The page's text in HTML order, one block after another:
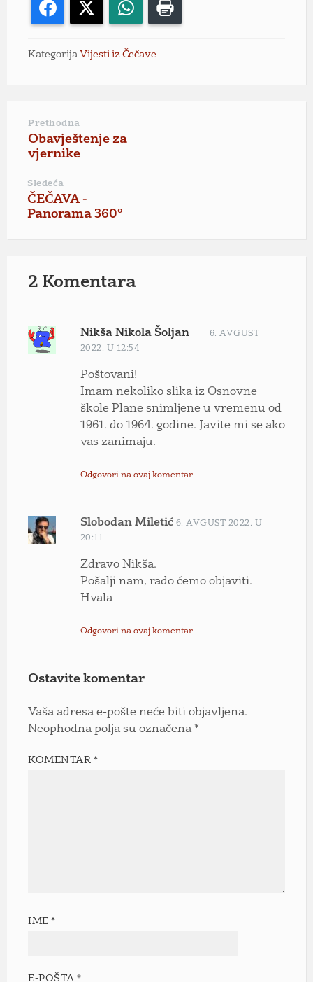
Facebook WhatsApp
Kategorija Vijesti iz Čečave
Prethodna
Obavještenje za
vjernike
Sledeća
ČEČAVA -
Panorama 360°
2 Komentara
Nikša Nikola Šoljan
6. AVGUST
2022. U 12:54
Poštovani!
Imam nekoliko slika iz Osnovne
škole Plane snimljene u vremenu od
1961. do 1964. godine. Javite mi se ako
vas zanimaju.
Odgovori na ovaj komentar
Slobodan Miletić 6. AVGUST 2022. U
20:11
Zdravo Nikša.
Pošalji nam, rado ćemo objaviti.
Hvala
Odgovori na ovaj komentar
Ostavite komentar
Vaša adresa e-pošte neće biti objavljena.
Neophodna polja su označena *
KOMENTAR*
IME*
E-POŠTA*